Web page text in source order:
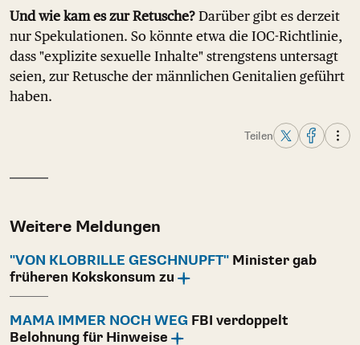
Und wie kam es zur Retusche? Darüber gibt es derzeit
nur Spekulationen. So könnte etwa die IOC-Richtlinie,
dass "explizite sexuelle Inhalte" strengstens untersagt
seien, zur Retusche der männlichen Genitalien geführt
haben.
Teilen
Weitere Meldungen
"VON KLOBRILLE GESCHNUPFT" Minister gab
früheren Kokskonsum zu
MAMA IMMER NOCH WEG FBI verdoppelt
Belohnung für Hinweise